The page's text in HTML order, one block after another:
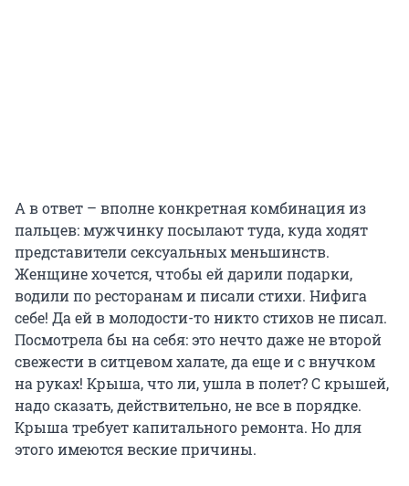
А в ответ – вполне конкретная комбинация из
пальцев: мужчинку посылают туда, куда ходят
представители сексуальных меньшинств.
Женщине хочется, чтобы ей дарили подарки,
водили по ресторанам и писали стихи. Нифига
себе! Да ей в молодости-то никто стихов не писал.
Посмотрела бы на себя: это нечто даже не второй
свежести в ситцевом халате, да еще и с внучком
на руках! Крыша, что ли, ушла в полет? С крышей,
надо сказать, действительно, не все в порядке.
Крыша требует капитального ремонта. Но для
этого имеются веские причины.